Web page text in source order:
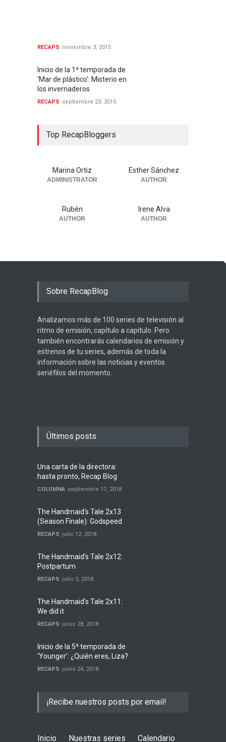
RECAPS noviembre 3, 2015
Inicio de la 1ª temporada de
'Mar de plástico': Misterio en
los invernaderos
RECAPS septiembre 23, 2015
Top RecapBloggers
Marina Ortiz
ADMINISTRATOR
Esther Sánchez
AUTHOR
Rubén
AUTHOR
Irene Alva
AUTHOR
Sobre RecapBlog
Analizamos más de 100 series de televisión al
ritmo de emisión, capítulo a capítulo. Pero
también encontrarás calendarios de emisión y
estrenos de tu series, además de toda la
información sobre las noticias y eventos
seriéfilos del momento.
Últimos posts
Una carta de la directora:
hasta pronto, Recap Blog
COLUMNA septiembre 17, 2018
The Handmaid's Tale 2x13
(Season Finale): Godspeed
RECAPS julio 12, 2018
The Handmaid's Tale 2x12:
Postpartum
RECAPS julio 5, 2018
The Handmaid's Tale 2x11:
We did it
RECAPS junio 28, 2018
Inicio de la 5ª temporada de
‘Younger’: ¿Quién eres, Liza?
RECAPS junio 24, 2018
¡Recibe nuestros posts por email!
Inicio Nuestras series Calendario